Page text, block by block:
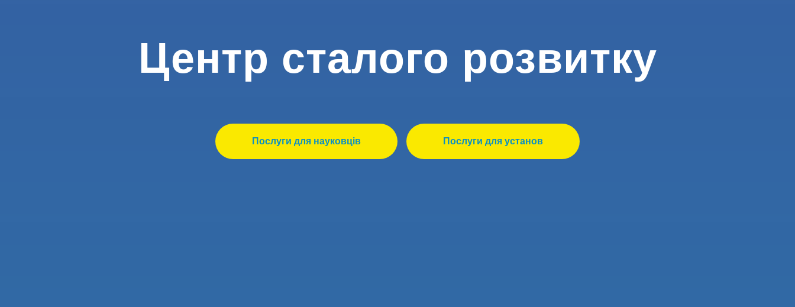
Центр сталого розвитку
Послуги для науковців Послуги для установ